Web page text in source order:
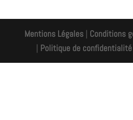
Mentions Légales | Conditions
| Politique de confidentialité